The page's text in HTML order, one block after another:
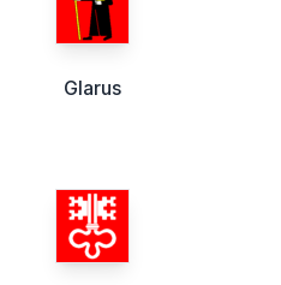
Glarus